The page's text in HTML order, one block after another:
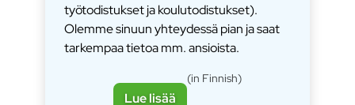
työtodistukset ja koulutodistukset).
Olemme sinuun yhteydessä pian ja saat
tarkempaa tietoa mm. ansioista.
Lue lisää
(in Finnish)